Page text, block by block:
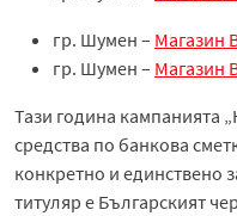
гр. Шумен – Магазин
гр. Шумен – Магазин
Тази година кампанията
средства по банкова
конкретно и единствено
титуляр е Българският